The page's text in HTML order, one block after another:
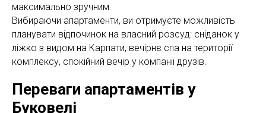
максимально зручним.
Вибираючи апартаменти, ви отримуєте можливість
планувати відпочинок на власний розсуд: сніданок у
ліжко з видом на Карпати, вечірнє спа на території
комплексу, спокійний вечір у компанії друзів.
Переваги апартаментів у
Буковелі